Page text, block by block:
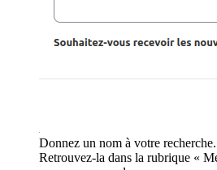
Donnez un nom à votre recherche.
Retrouvez-la dans la rubrique «